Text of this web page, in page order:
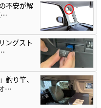
不安が解
…
ングスト
り竿、
…